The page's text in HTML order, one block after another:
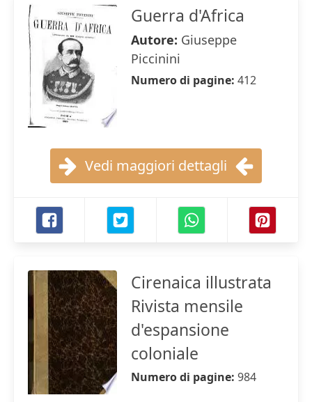
Guerra d'Africa
Autore: Giuseppe
Piccinini
Numero di pagine: 412
Vedi maggiori dettagli
Cirenaica illustrata
Rivista mensile
d'espansione
coloniale
Numero di pagine: 984